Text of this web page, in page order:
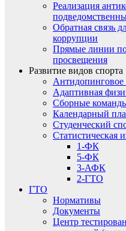
Реализация
Обратная связь
коррупции
Прямые линии
просвещения
Развитие видов спорта
Антидопинговое
Адаптивная
Сборные
Календарный
Студенческий
Статистическая
1-ФК
5-ФК
3-АФК
2-ГТО
ГТО
Нормативы
Документы
Центр